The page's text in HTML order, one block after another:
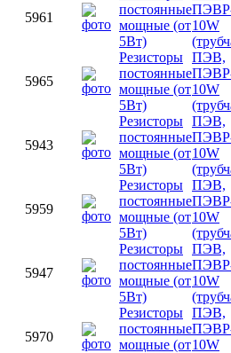
5961
постоянные
мощные (от
5Вт)
10W
5965
Резисторы
постоянные
мощные (от
5Вт)
ПЭВ,
10W
5943
Резисторы
постоянные
мощные (от
5Вт)
ПЭВ,
10W
5959
Резисторы
постоянные
мощные (от
5Вт)
ПЭВ,
10W
5947
Резисторы
постоянные
мощные (от
5Вт)
ПЭВ,
10W
5970
Резисторы
постоянные
мощные (от
ПЭВ,
10W